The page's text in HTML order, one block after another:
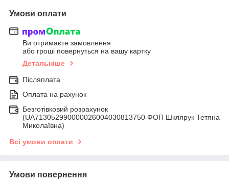
Умови оплати
Ви отримаєте замовлення
або гроші повернуться на вашу картку
Детальніше
Післяплата
Оплата на рахунок
Безготівковий розрахунок
(UA713052990000026004030813750 ФОП Шклярук Тетяна
Миколаївна)
Всі умови оплати
Умови повернення